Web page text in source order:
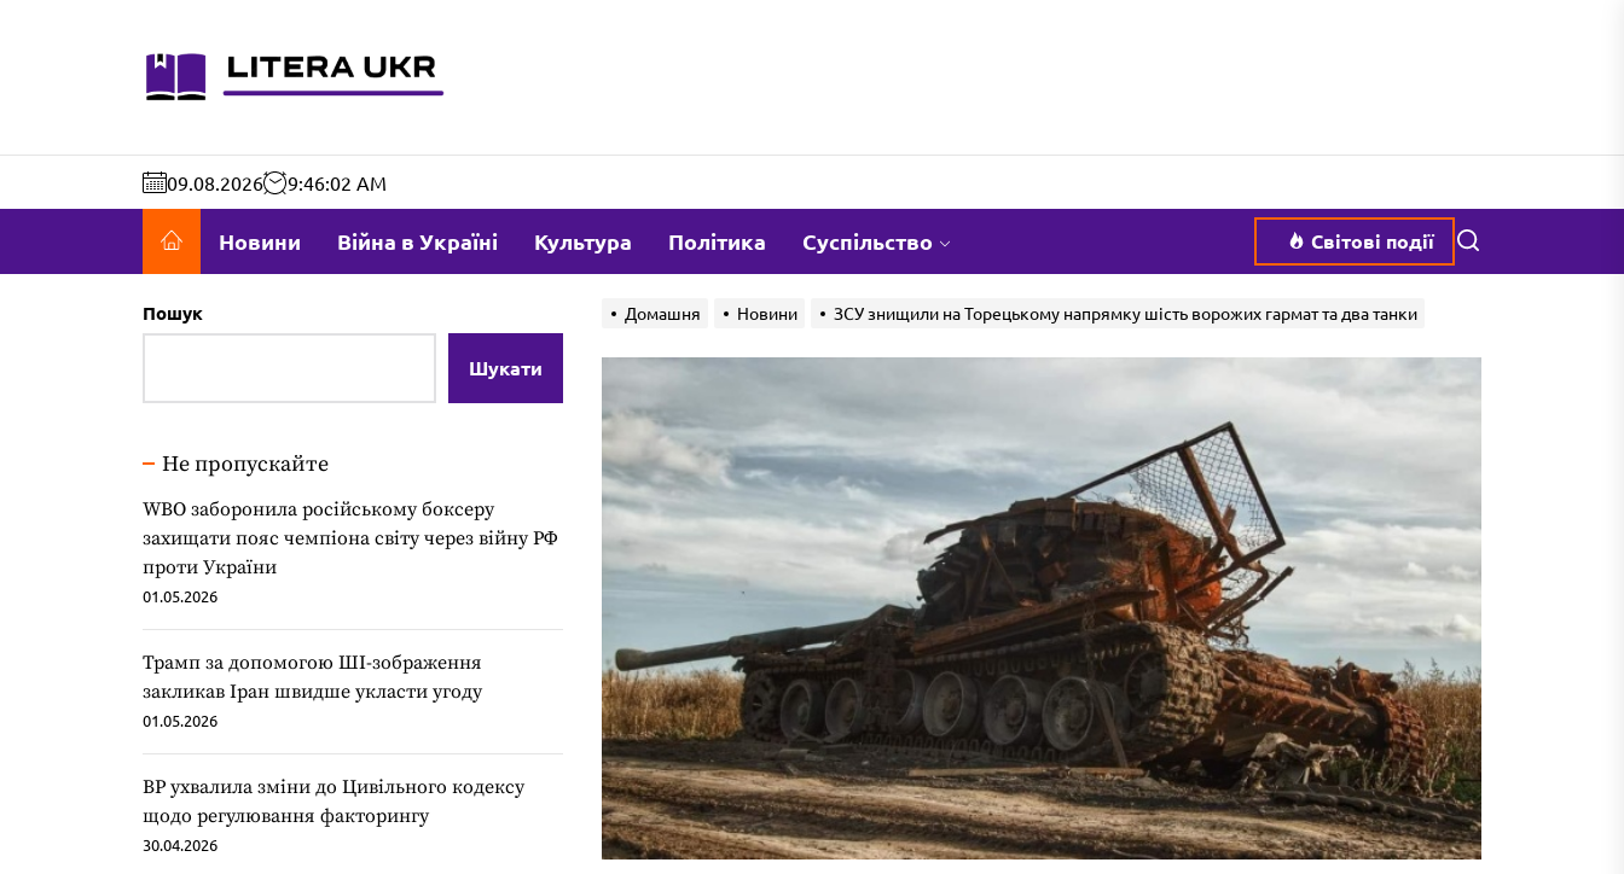
09.08.2026 9:46:03 AM
Новини Війна в Україні Культура Політика Суспільство Світові події Пошук
Домашня Новини ЗСУ знищили на Торецькому напрямку шість ворожих гармат та два танки
Пошук
Шукати
Не пропускайте
WBO заборонила російському боксеру
захищати пояс чемпіона світу через війну РФ
проти України
01.05.2026
Трамп за допомогою ШІ-зображення
закликав Іран швидше укласти угоду
01.05.2026
ВР ухвалила зміни до Цивільного кодексу
щодо регулювання факторингу
30.04.2026